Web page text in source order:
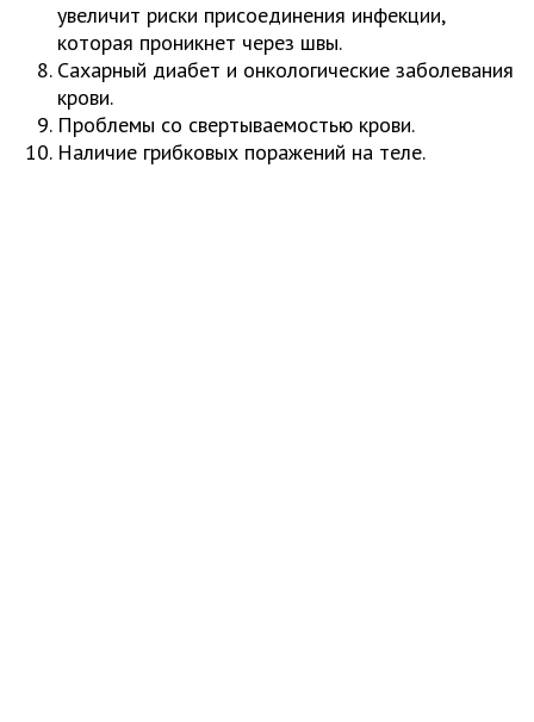
увеличит риски присоединения инфекции,
которая проникнет через швы.
Сахарный диабет и онкологические заболевания
крови.
Проблемы со свертываемостью крови.
Наличие грибковых поражений на теле.